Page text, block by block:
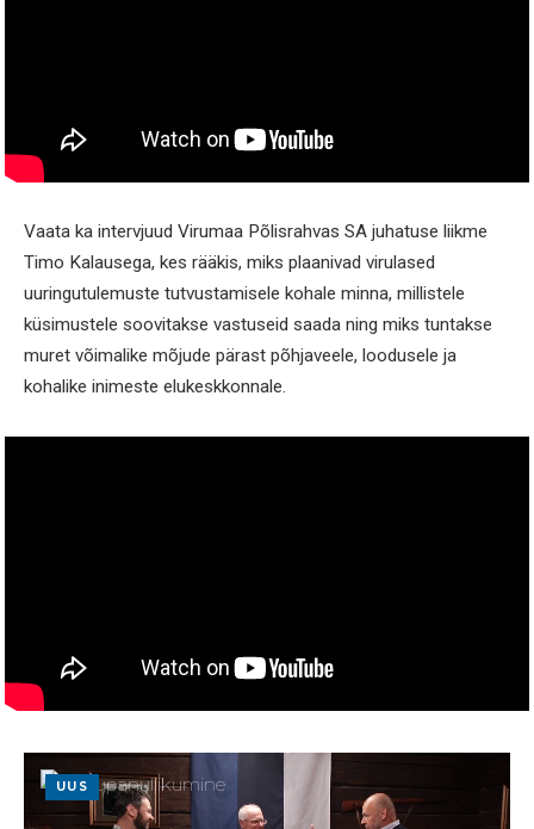
Vaata ka intervjuud Virumaa Põlisrahvas SA juhatuse liikme
Timo Kalausega, kes rääkis, miks plaanivad virulased
uuringutulemuste tutvustamisele kohale minna, millistele
küsimustele soovitakse vastuseid saada ning miks tuntakse
muret võimalike mõjude pärast põhjaveele, loodusele ja
kohalike inimeste elukeskkonnale.
UUS